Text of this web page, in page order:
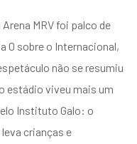
MRV foi palco de
0 sobre o Internacional,
não se resumiu
estádio viveu mais um
Instituto Galo: o
crianças e